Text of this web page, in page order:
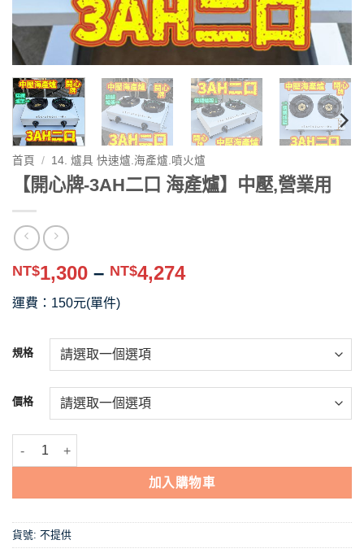
首頁 / 14. 爐具 快速爐.海產爐.噴火爐
【開心牌-3AH二口 海產爐】中壓,營業用
NT$1,300 – NT$4,274價
到
NT$4,274
運費：150元(單件)
規格
價格
【開心牌-3AH二口 海產爐】中壓,營業用 數量
加入購物車
貨號: 不提供